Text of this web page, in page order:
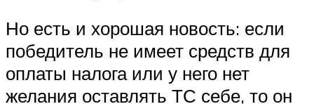
Но есть и хорошая новость: если
победитель не имеет средств для
оплаты налога или у него нет
желания оставлять ТС себе, то он